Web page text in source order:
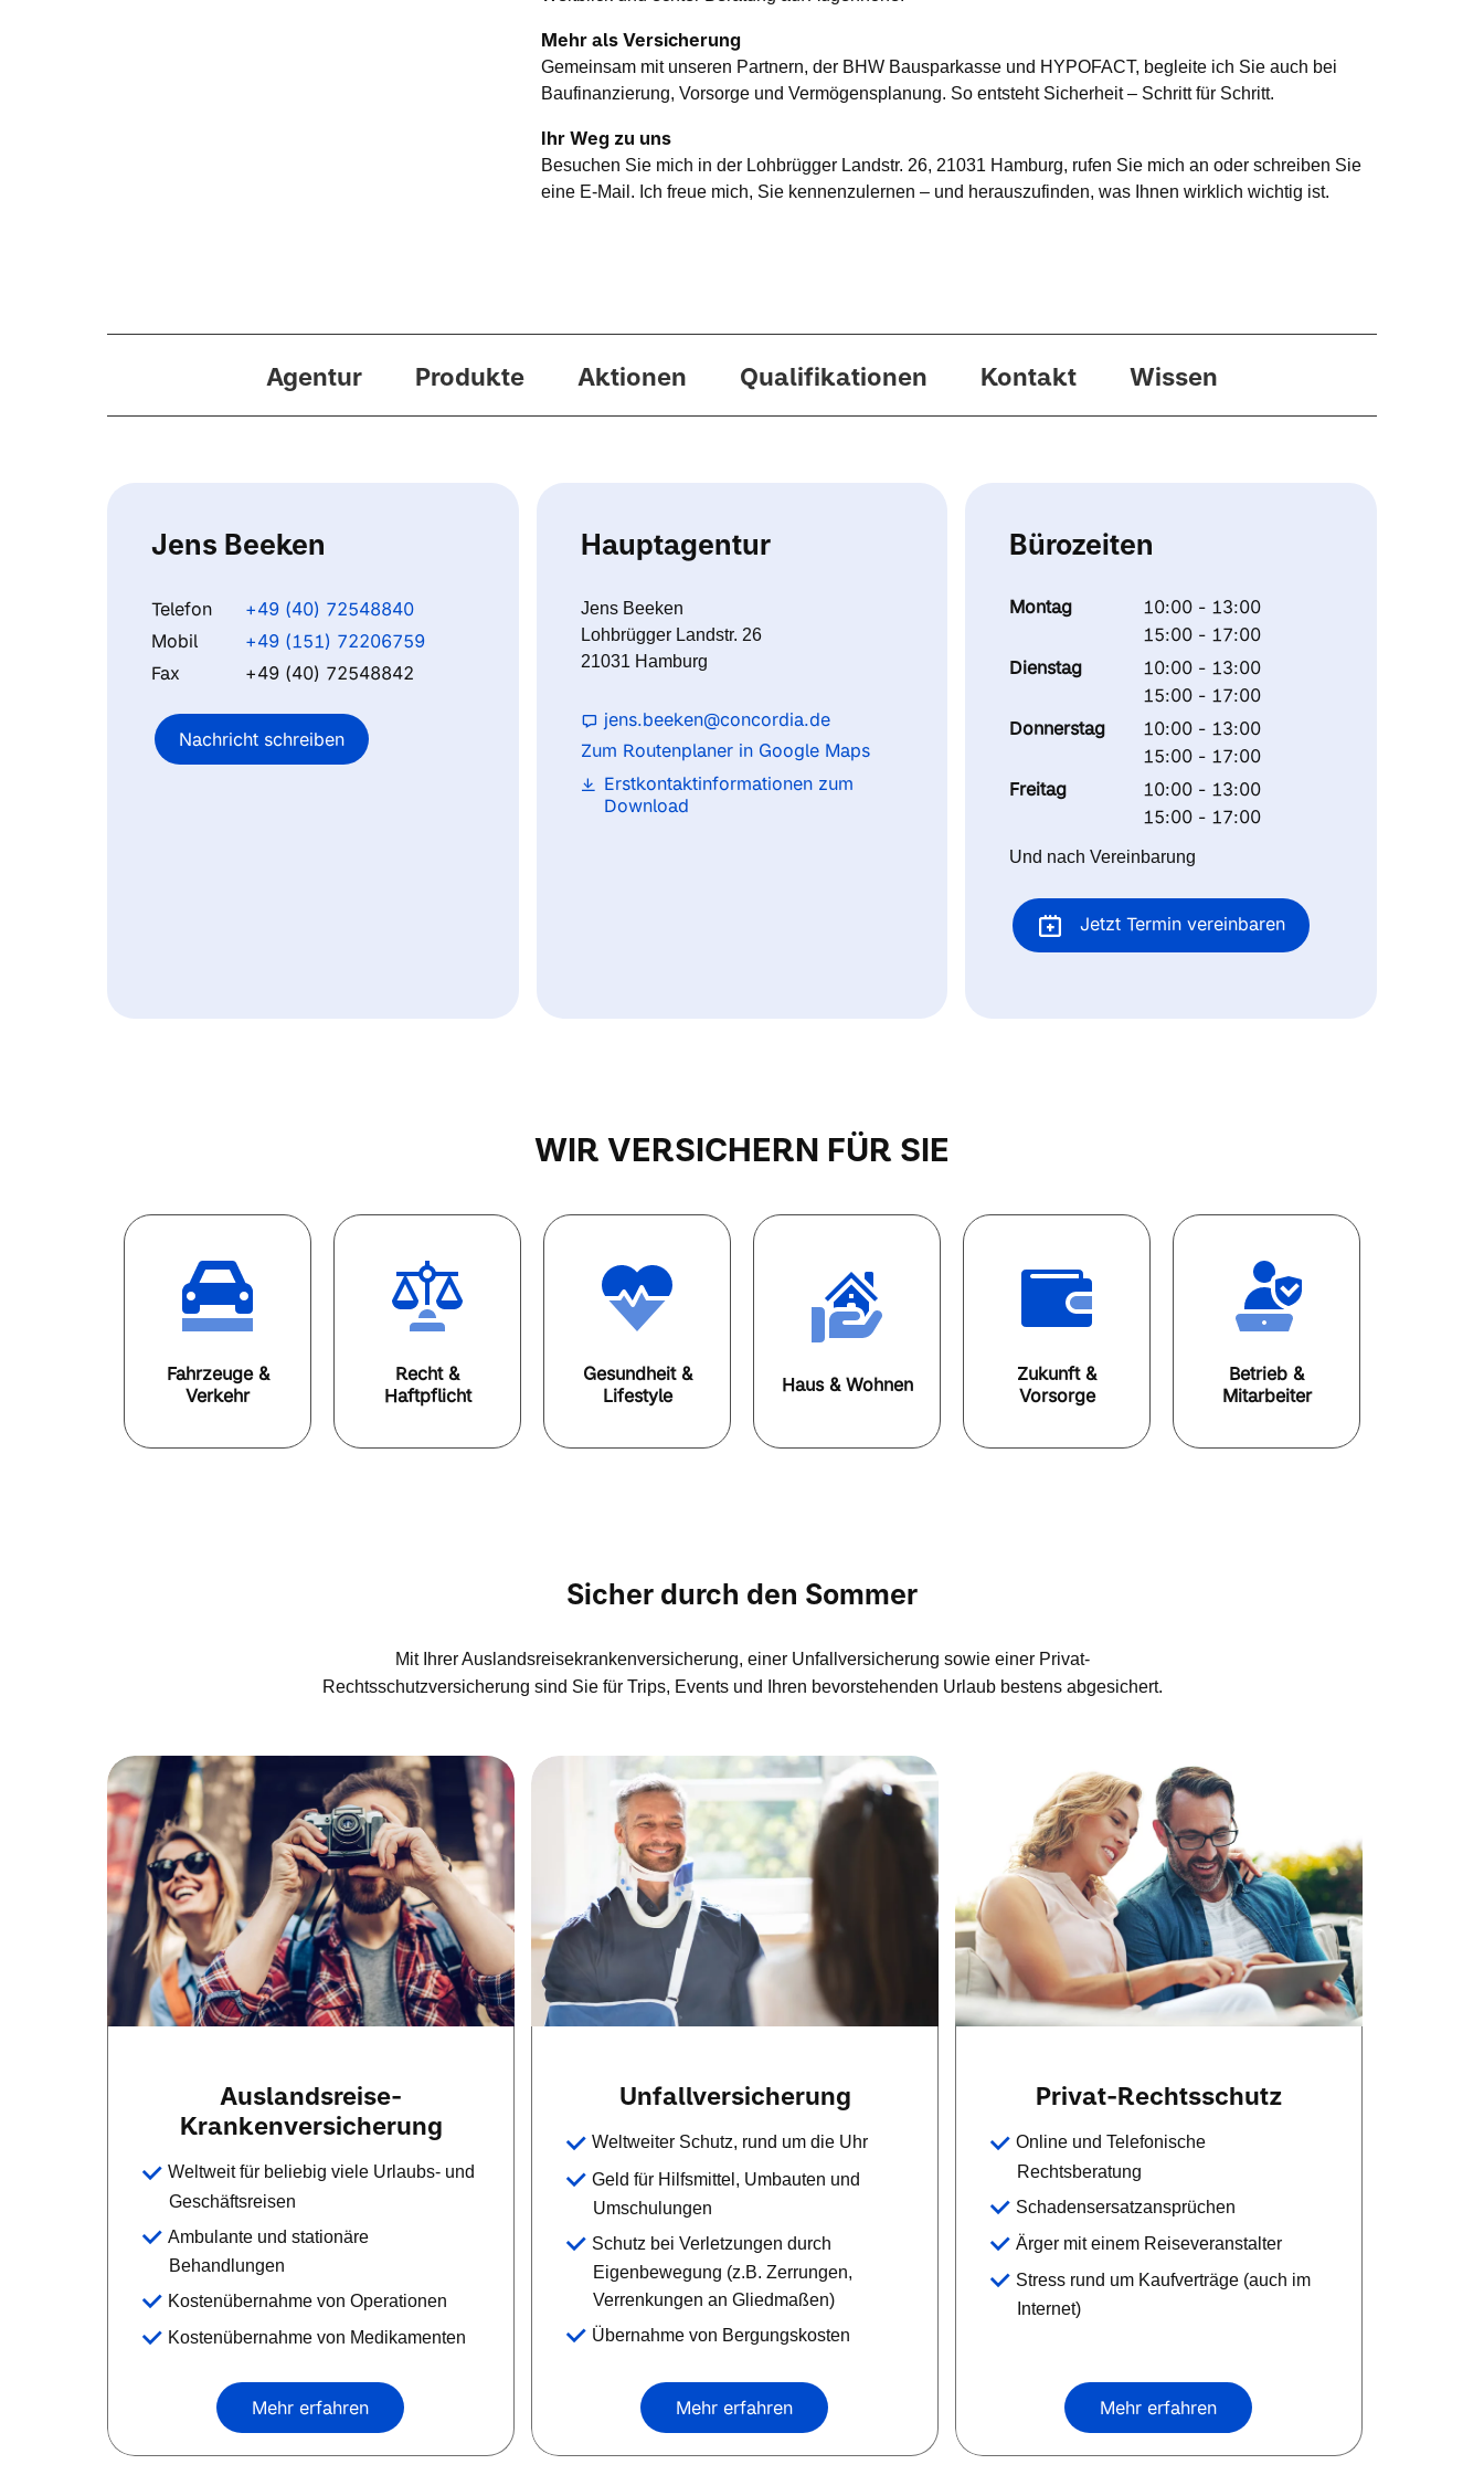
Mehr als Versicherung
Gemeinsam mit unseren Partnern, der BHW Bausparkasse und HYPOFACT, begleite ich Sie auch bei
Baufinanzierung, Vorsorge und Vermögensplanung. So entsteht Sicherheit – Schritt für Schritt.
Ihr Weg zu uns
Besuchen Sie mich in der Lohbrügger Landstr. 26, 21031 Hamburg, rufen Sie mich an oder schreiben Sie
eine E-Mail. Ich freue mich, Sie kennenzulernen – und herauszufinden, was Ihnen wirklich wichtig ist.
Agentur Produkte Aktionen Qualifikationen Kontakt Wissen
Jens Beeken
Telefon
+49 (40) 72548840
Mobil
+49 (151) 72206759
Fax
+49 (40) 72548842
Nachricht schreiben
Hauptagentur
Jens Beeken
Lohbrügger Landstr. 26
21031 Hamburg
jens.beeken@concordia.de
Zum Routenplaner in Google Maps
Erstkontaktinformationen zum
Download
Bürozeiten
Montag
10:00 - 13:00
15:00 - 17:00
Dienstag
10:00 - 13:00
15:00 - 17:00
Donnerstag
10:00 - 13:00
15:00 - 17:00
Freitag
10:00 - 13:00
15:00 - 17:00
Und nach Vereinbarung
Jetzt Termin vereinbaren
WIR VERSICHERN FÜR SIE
Fahrzeuge &
Verkehr
Recht &
Haftpflicht
Gesundheit &
Lifestyle
Haus & Wohnen
Zukunft &
Vorsorge
Betrieb &
Mitarbeiter
Sicher durch den Sommer
Mit Ihrer Auslandsreisekrankenversicherung, einer Unfallversicherung sowie einer Privat-
Rechtsschutzversicherung sind Sie für Trips, Events und Ihren bevorstehenden Urlaub bestens abgesichert.
Auslandsreise-
Krankenversicherung
Weltweit für beliebig viele Urlaubs- und
Geschäftsreisen
Ambulante und stationäre
Behandlungen
Kostenübernahme von Operationen
Kostenübernahme von Medikamenten
Mehr erfahren
Unfallversicherung
Weltweiter Schutz, rund um die Uhr
Geld für Hilfsmittel, Umbauten und
Umschulungen
Schutz bei Verletzungen durch
Eigenbewegung (z.B. Zerrungen,
Verrenkungen an Gliedmaßen)
Übernahme von Bergungskosten
Mehr erfahren
Privat-Rechtsschutz
Online und Telefonische
Rechtsberatung
Schadensersatzansprüchen
Ärger mit einem Reiseveranstalter
Stress rund um Kaufverträge (auch im
Internet)
Mehr erfahren